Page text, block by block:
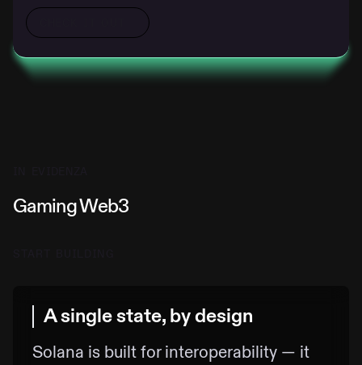
Gaming Web3
A single state, by design
Solana is built for interoperability — it